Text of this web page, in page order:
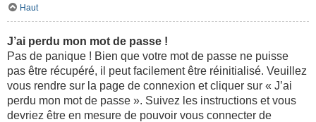
Haut
J’ai perdu mon mot de passe !
Pas de panique ! Bien que votre mot de passe ne puisse
pas être récupéré, il peut facilement être réinitialisé. Veuillez
vous rendre sur la page de connexion et cliquer sur « J’ai
perdu mon mot de passe ». Suivez les instructions et vous
devriez être en mesure de pouvoir vous connecter de